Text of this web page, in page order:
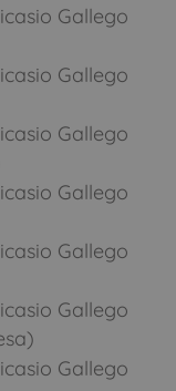
Gallego
Gallego
Gallego
Gallego
Gallego
Gallego
Gallego